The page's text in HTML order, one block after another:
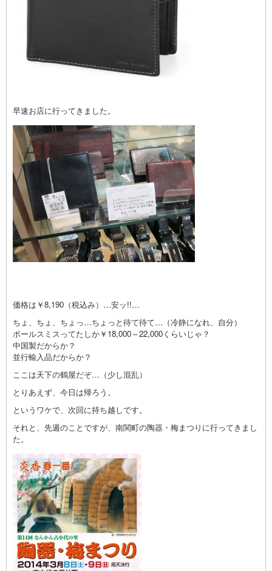
早速お店に行ってきました。
価格は￥8,190（税込み）…安ッ!!…
ちょ、ちょ、ちょっ…ちょっと待て待て…（冷静になれ、自分）
ポールスミスってたしか￥18,000～22,000くらいじゃ？
中国製だからか？
並行輸入品だからか？
ここは天下の鶴屋だぞ…（少し混乱）
とりあえず、今日は帰ろう。
というワケで、次回に持ち越しです。
それと、先週のことですが、南関町の陶器・梅まつりに行ってきまし
た。